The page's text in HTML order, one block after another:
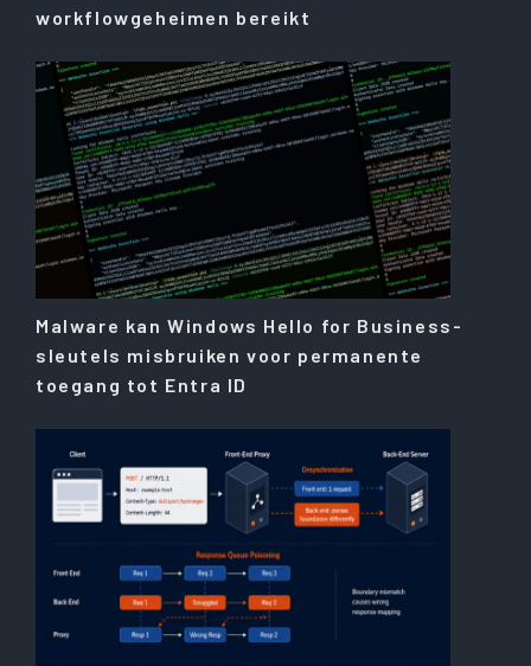
workflowgeheimen bereikt
Malware kan Windows Hello for Business-
sleutels misbruiken voor permanente
toegang tot Entra ID